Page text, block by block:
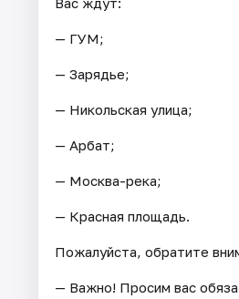
— ГУМ;
— Зарядье;
— Никольская улица;
— Арбат;
— Москва-река;
— Красная площадь.
Пожалуйста, обратите
— Важно! Просим вас